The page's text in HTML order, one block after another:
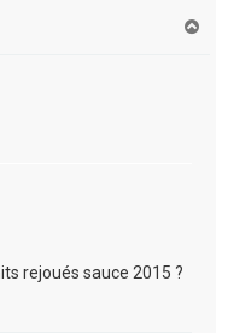
rejoués sauce 2015 ?